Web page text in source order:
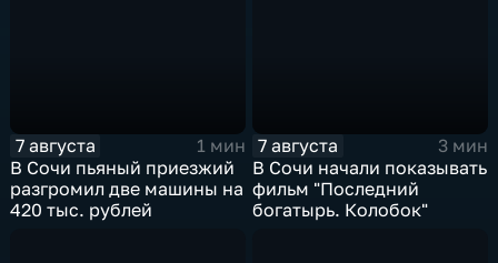
7 августа
1 мин
В Сочи пьяный приезжий
разгромил две машины на
420 тыс. рублей
7 августа
3 мин
В Сочи начали показывать
фильм "Последний
богатырь. Колобок"